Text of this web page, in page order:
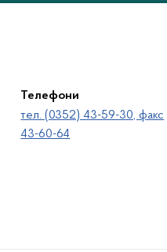
Телефони
тел. (0352) 43-59-30, факс
43-60-64